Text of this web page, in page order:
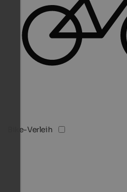
Bike-Verleih